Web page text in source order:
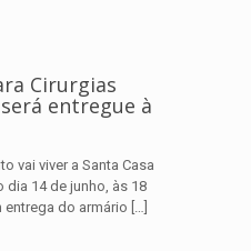
Cirurgias
entregue à
vai viver a Santa Casa
14 de junho, às 18
entrega do armário […]